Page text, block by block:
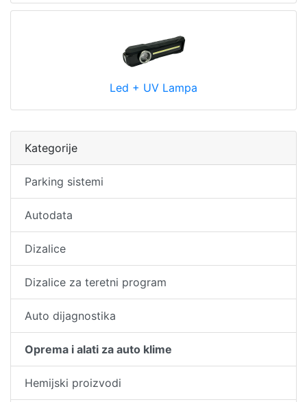
Led + UV Lampa
Kategorije
Parking sistemi
Autodata
Dizalice
Dizalice za teretni program
Auto dijagnostika
Oprema i alati za auto klime
Hemijski proizvodi